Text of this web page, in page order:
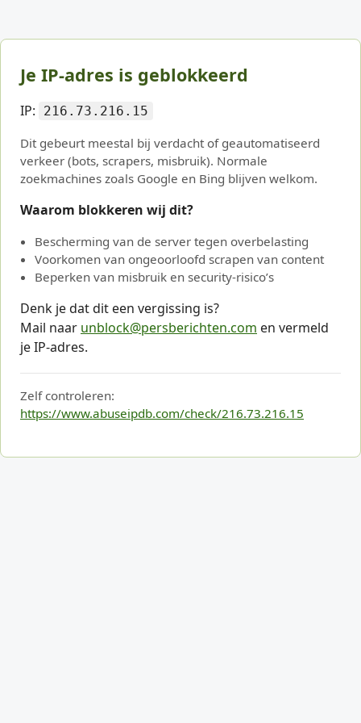
Je IP-adres is geblokkeerd
IP: 216.73.216.15
Dit gebeurt meestal bij verdacht of geautomatiseerd
verkeer (bots, scrapers, misbruik). Normale
zoekmachines zoals Google en Bing blijven welkom.
Waarom blokkeren wij dit?
Bescherming van de server tegen overbelasting
Voorkomen van ongeoorloofd scrapen van content
Beperken van misbruik en security-risico’s
Denk je dat dit een vergissing is?
Mail naar unblock@persberichten.com en vermeld
je IP-adres.
Zelf controleren:
https://www.abuseipdb.com/check/216.73.216.15